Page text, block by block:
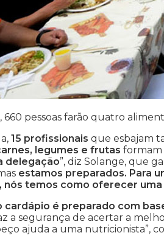
pessoas farão quatro
15 profissionais que esbajam
legumes e frutas formam
delegação”, diz Solange, que
estamos preparados. Para
nós temos como oferecer
cardápio é preparado com
a segurança de acertar a
ajuda a uma nutricionista”,